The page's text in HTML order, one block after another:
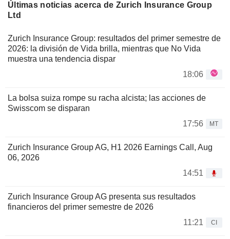
Últimas noticias acerca de Zurich Insurance Group
Ltd
Zurich Insurance Group: resultados del primer semestre de
2026: la división de Vida brilla, mientras que No Vida
muestra una tendencia dispar
18:06
La bolsa suiza rompe su racha alcista; las acciones de
Swisscom se disparan
17:56
MT
Zurich Insurance Group AG, H1 2026 Earnings Call, Aug
06, 2026
14:51
Zurich Insurance Group AG presenta sus resultados
financieros del primer semestre de 2026
11:21
CI